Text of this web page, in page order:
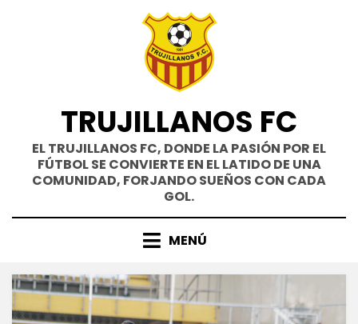
TRUJILLANOS FC
EL TRUJILLANOS FC, DONDE LA PASIÓN POR EL
FÚTBOL SE CONVIERTE EN EL LATIDO DE UNA
COMUNIDAD, FORJANDO SUEÑOS CON CADA
GOL.
MENÚ